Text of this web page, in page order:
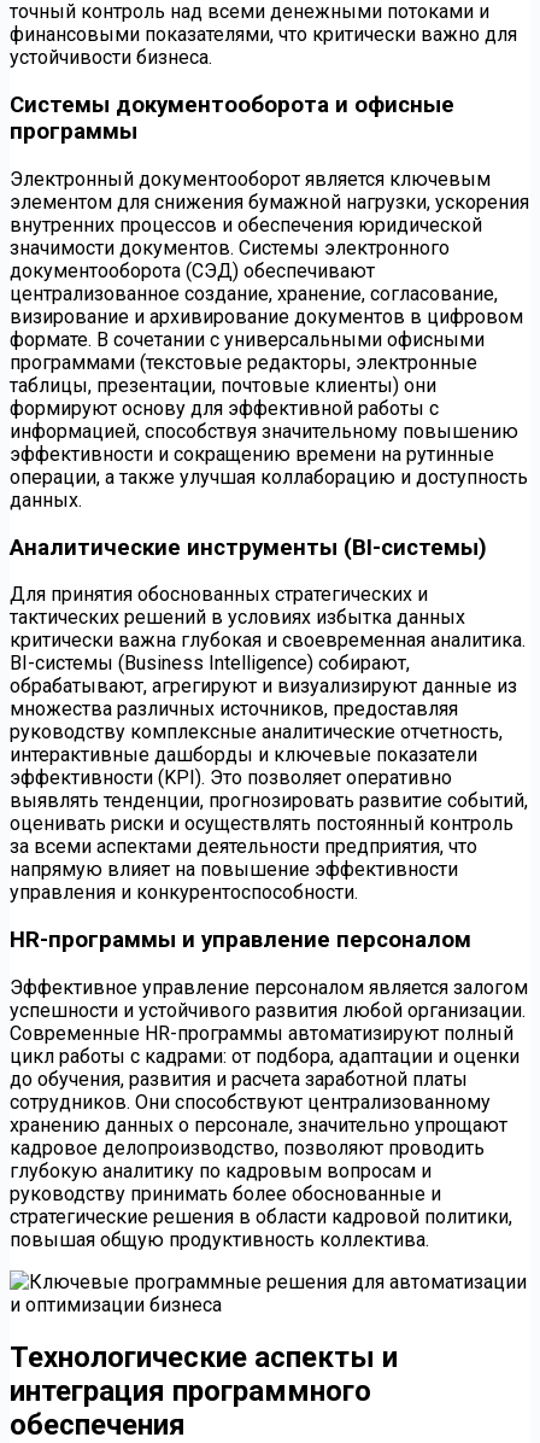
точный контроль над всеми денежными потоками и
финансовыми показателями, что критически важно для
устойчивости бизнеса.
Системы документооборота и офисные
программы
Электронный документооборот является ключевым
элементом для снижения бумажной нагрузки, ускорения
внутренних процессов и обеспечения юридической
значимости документов. Системы электронного
документооборота (СЭД) обеспечивают
централизованное создание, хранение, согласование,
визирование и архивирование документов в цифровом
формате. В сочетании с универсальными офисными
программами (текстовые редакторы, электронные
таблицы, презентации, почтовые клиенты) они
формируют основу для эффективной работы с
информацией, способствуя значительному повышению
эффективности и сокращению времени на рутинные
операции, а также улучшая коллаборацию и доступность
данных.
Аналитические инструменты (BI-системы)
Для принятия обоснованных стратегических и
тактических решений в условиях избытка данных
критически важна глубокая и своевременная аналитика.
BI-системы (Business Intelligence) собирают,
обрабатывают, агрегируют и визуализируют данные из
множества различных источников, предоставляя
руководству комплексные аналитические отчетность,
интерактивные дашборды и ключевые показатели
эффективности (KPI). Это позволяет оперативно
выявлять тенденции, прогнозировать развитие событий,
оценивать риски и осуществлять постоянный контроль
за всеми аспектами деятельности предприятия, что
напрямую влияет на повышение эффективности
управления и конкурентоспособности.
HR-программы и управление персоналом
Эффективное управление персоналом является залогом
успешности и устойчивого развития любой организации.
Современные HR-программы автоматизируют полный
цикл работы с кадрами: от подбора, адаптации и оценки
до обучения, развития и расчета заработной платы
сотрудников. Они способствуют централизованному
хранению данных о персонале, значительно упрощают
кадровое делопроизводство, позволяют проводить
глубокую аналитику по кадровым вопросам и
руководству принимать более обоснованные и
стратегические решения в области кадровой политики,
повышая общую продуктивность коллектива.
Технологические аспекты и
интеграция программного
обеспечения